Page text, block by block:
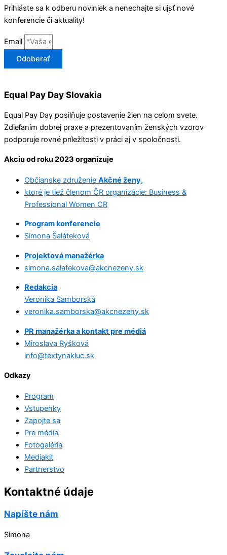
Prihláste sa k odberu noviniek a nenechajte si ujsť nové
konferencie či aktuality!
Email
Odoberať
Equal Pay Day Slovakia
Equal Pay Day posilňuje postavenie žien na celom svete.
Zdieľaním dobrej praxe a prezentovaním ženských vzorov
podporuje rovné príležitosti v práci aj v spoločnosti.
Akciu od roku 2023 organizuje
Občianske združenie Akčné ženy,
ktoré je tiež členom ČR organizácie: Business &
Professional Women CR
Program konferencie
Simona Šaláteková
Projektová manažérka
simona.salatekova@akcnezeny.sk
Redakcia
Veronika Samborská
veronika.samborska@akcnezeny.sk
PR manažérka a kontakt pre médiá
Miroslava Ryšková
info@textynakluc.sk
Odkazy
Program
Vstupenky
Zapojte sa
Pre média
Fotogaléria
Mediakit
Partnerstvo
Kontaktné údaje
Napíšte nám
Simona